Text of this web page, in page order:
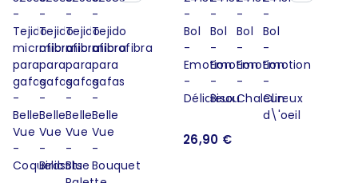
26,90 €